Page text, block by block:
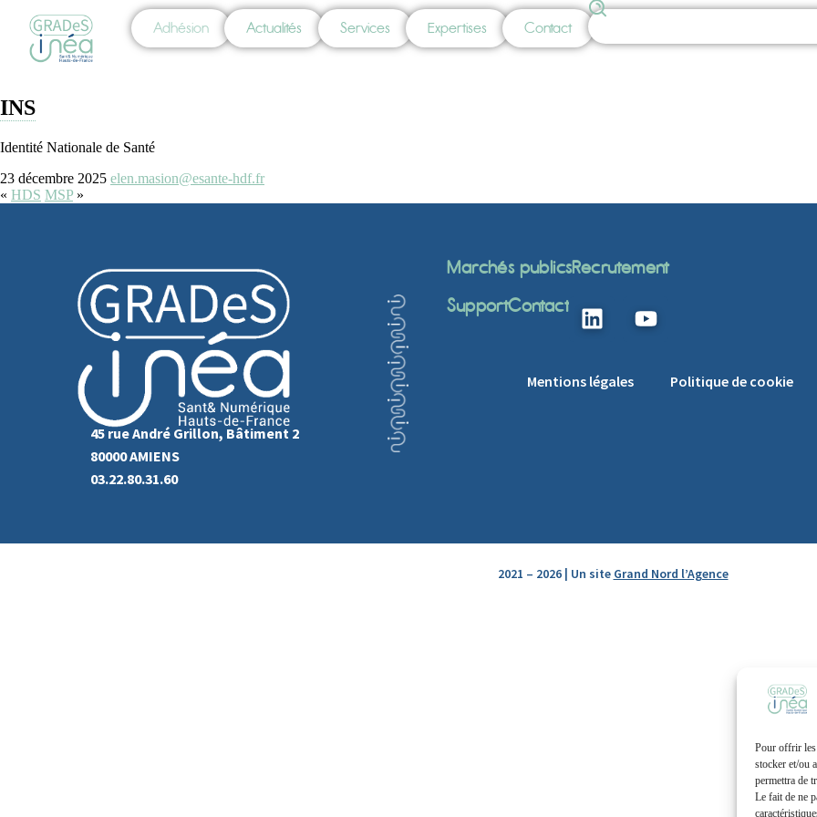
Pour offrir les
stocker et/ou
permettra de
Le fait de ne
Adhésion Actualités Services Expertises Contact
INS
Identité Nationale de Santé
23 décembre 2025 elen.masion@esante-hdf.fr
« HDS MSP»
45 rue André Grillon, Bâtiment 2
80000 AMIENS
03.22.80.31.60
Marchés publicsRecrutement
SupportContact
Mentions légales Politique de cookie
2021 – 2026 | Un site Grand Nord l’Agence